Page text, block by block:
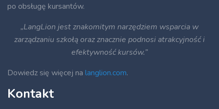
po obsługę kursantów.
„LangLion jest znakomitym narzędziem wsparcia w
zarządzaniu szkołą oraz znacznie podnosi atrakcyjność i
efektywność kursów.”
Dowiedz się więcej na langlion.com.
Kontakt